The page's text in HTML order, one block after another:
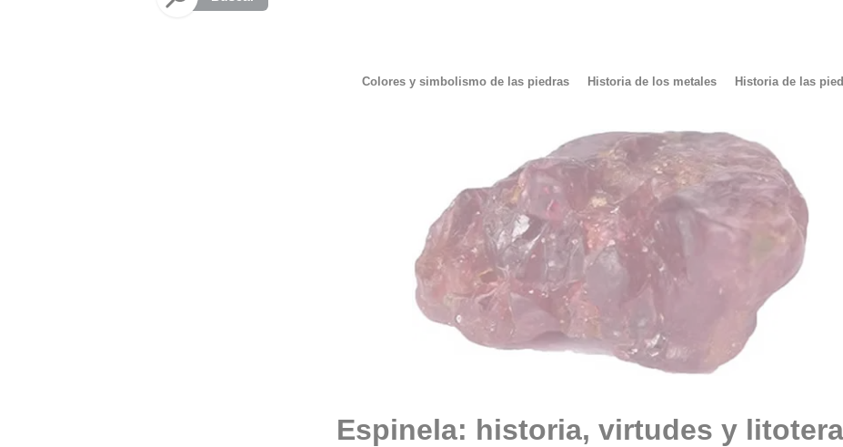
Colores y simbolismo de las piedras Historia de los metales Historia de las
Espinela: historia, virtudes y